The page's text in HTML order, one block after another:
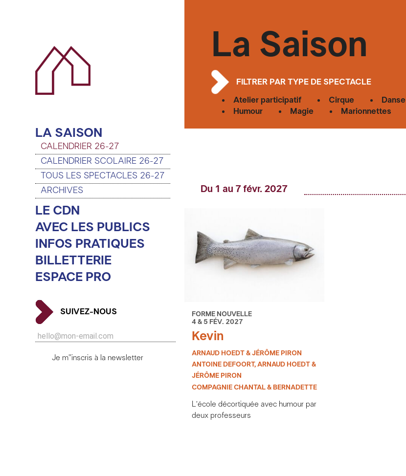
LA SAISON
CALENDRIER 26-27
CALENDRIER SCOLAIRE 26-27
TOUS LES SPECTACLES 26-27
ARCHIVES
LE CDN
AVEC LES PUBLICS
INFOS PRATIQUES
BILLETTERIE
ESPACE PRO
SUIVEZ-NOUS
Je m''inscris à la newsletter
La Saison
FILTRER PAR TYPE DE SPECTACLE
Atelier participatif Cirque Danse
Humour
Magie Marionnettes
Du 1 au 7 févr. 2027
FORME NOUVELLE
4 & 5 FÉV. 2027
Kevin
ARNAUD HOEDT & JÉRÔME PIRON
ANTOINE DEFOORT, ARNAUD HOEDT &
JÉRÔME PIRON
COMPAGNIE CHANTAL & BERNADETTE
L’école décortiquée avec humour par
deux professeurs